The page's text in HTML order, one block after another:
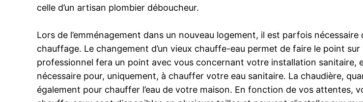
celle d’un artisan plombier déboucheur.
Lors de l’emménagement dans un nouveau logement, il est parfois
chauffage. Le changement d’un vieux chauffe-eau permet de faire le point
professionnel fera un point avec vous concernant votre installation sanitaire,
nécessaire pour, uniquement, à chauffer votre eau sanitaire. La chaudière,
également pour chauffer l’eau de votre maison. En fonction de vos attentes,